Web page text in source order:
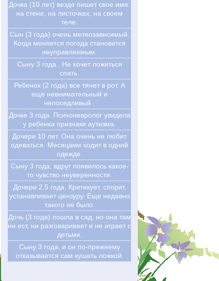
Дочка (10 лет) везде пишет свое имя:
на стене, на листочках, на своем
теле.
Сын (3 года) очень метеозависимый.
Когда меняется погода становится
неуправляемым.
Сыну 3 года . Не хочет ложиться
спать.
Ребенок (2 года) все тянет в рот. А
еще невнимательный и
непоседливый .
Дочке 3 года. Психоневролог увидела
у ребенка признаки аутизма.
Дочери 10 лет. Она очень не любит
одеваться. Месяцами ходит в одний
одежде.
Сыну 3 года, вдруг появилось какое-
то чувство неуверенности.
Дочери 2,5 года. Критикует, спорит,
устанавливает цензуру. Еще недавно
такого не было.
Дочь (3 года) пошла в сад, но она там
ни ест, ни разговаривает и не играет с
детьми.
Сыну 3 года, и он по-прежнему
отказывается сам кушать ложкой.